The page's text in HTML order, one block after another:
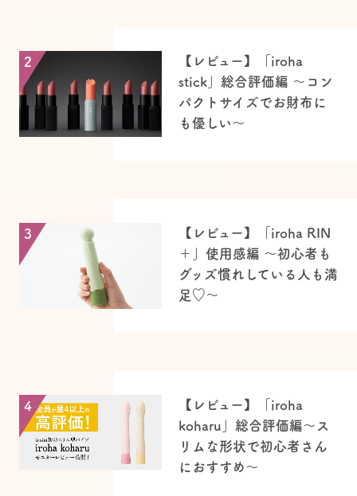
2
【レビュー】「iroha
stick」総合評価編 ～コン
パクトサイズでお財布に
も優しい〜
3
【レビュー】「iroha RIN
＋」使用感編 〜初心者も
グッズ慣れしている人も満
足♡～
4
【レビュー】「iroha
koharu」総合評価編〜ス
リムな形状で初心者さん
におすすめ〜